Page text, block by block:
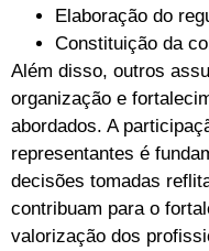
Elaboração do
Constituição da
Além disso, outros
organização e
abordados. A
representantes é
decisões tomadas
contribuam para o
valorização dos